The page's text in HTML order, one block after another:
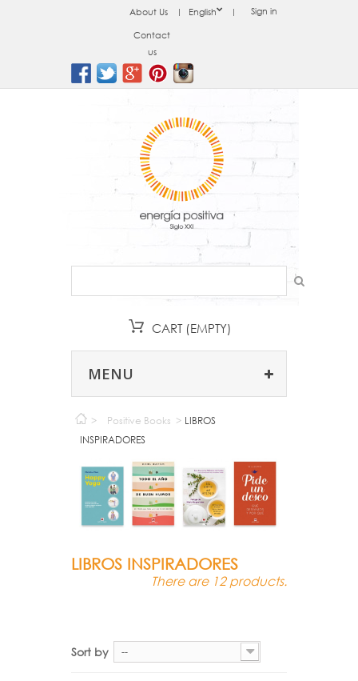
Sign in
English
About Us
Contact
us
CART (EMPTY)
MENU
> Positive Books > LIBROS
INSPIRADORES
LIBROS INSPIRADORES
There are 12 products.
Sort by --